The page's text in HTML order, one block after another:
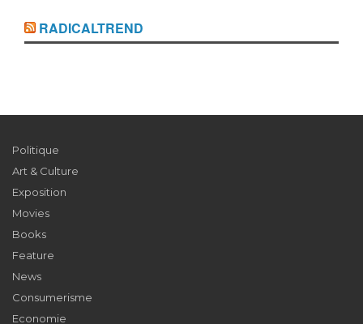
RADICALTREND
Politique
Art & Culture
Exposition
Movies
Books
Feature
News
Consumerisme
Economie